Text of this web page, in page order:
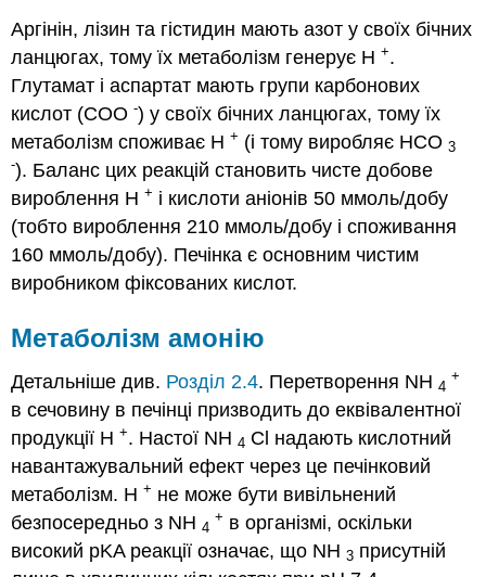
Аргінін, лізин та гістидин мають азот у своїх бічних
ланцюгах, тому їх метаболізм генерує Н+.
Глутамат і аспартат мають групи карбонових
кислот (COO-) у своїх бічних ланцюгах, тому їх
метаболізм споживає H+ (і тому виробляє HCO3
-). Баланс цих реакцій становить чисте добове
вироблення Н+ і кислоти аніонів 50 ммоль/добу
(тобто вироблення 210 ммоль/добу і споживання
160 ммоль/добу). Печінка є основним чистим
виробником фіксованих кислот.
Метаболізм амонію
Детальніше див. Розділ 2.4. Перетворення NH 4
+
в сечовину в печінці призводить до еквівалентної
продукції Н+. Настої NH 4 Cl надають кислотний
навантажувальний ефект через це печінковий
метаболізм. H+ не може бути вивільнений
безпосередньо з NH 4
+ в організмі, оскільки
високий pKA реакції означає, що NH3 присутній